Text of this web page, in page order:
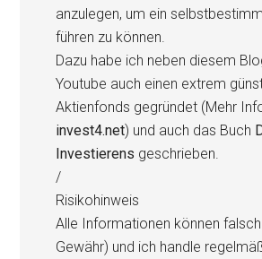
anzulegen, um ein
führen zu können.
Dazu habe ich neben diesem
Youtube auch einen extrem
Aktienfonds gegründet (Mehr
invest4.net) und auch das Buch
Investierens geschrieben.
/
Risikohinweis
Alle Informationen können
Gewähr) und ich handle